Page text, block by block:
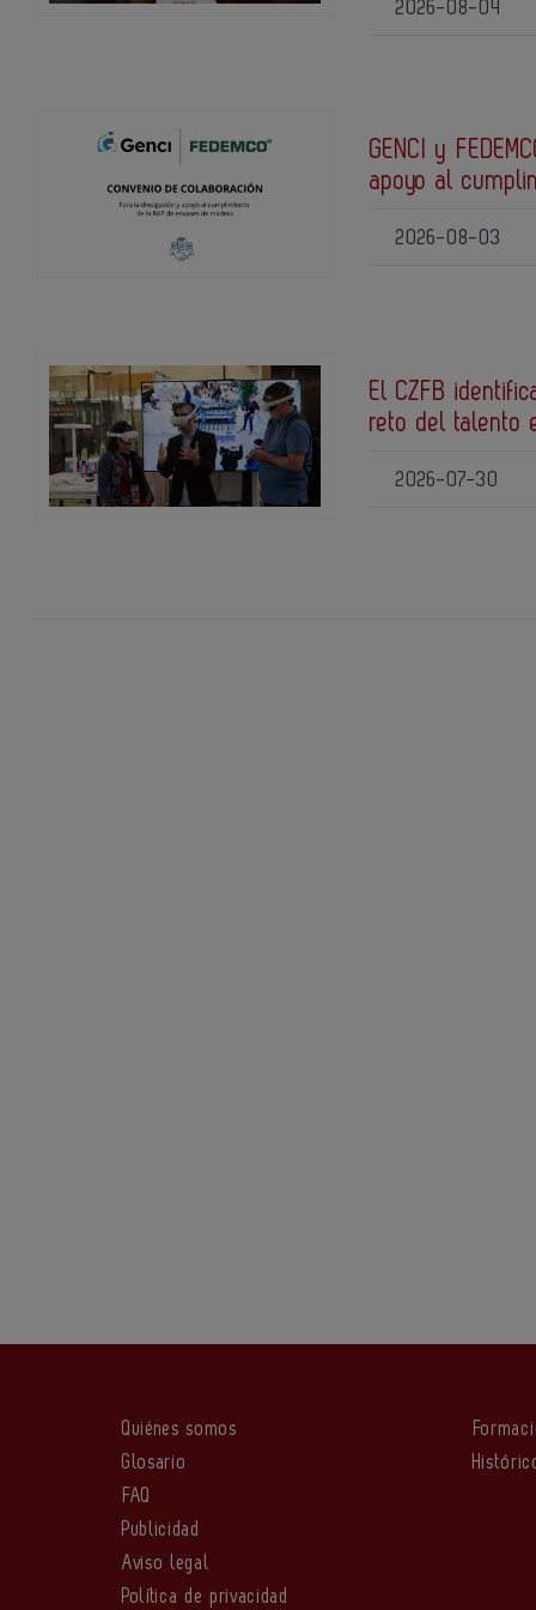
2026-08-04
GENCI y
apoyo al
2026-08-03
El CZFB
reto del talento
2026-07-30
Quiénes somos
Glosario
FAQ
Publicidad
Aviso legal
Política de privacidad